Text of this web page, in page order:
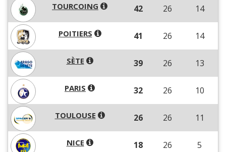
TOURCOING 42 26 14
POITIERS 41 26 14
SÈTE 39 26 13
PARIS 32 26 10
TOULOUSE 26 26 11
NICE 18 26 5